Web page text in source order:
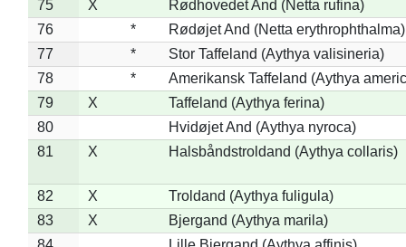
75
X
Rødhovedet And (Netta rufina)
76
*
Rødøjet And (Netta erythrophthalma)
77
*
Stor Taffeland (Aythya valisineria)
78
*
Amerikansk Taffeland (Aythya
79
X
Taffeland (Aythya ferina)
80
Hvidøjet And (Aythya nyroca)
81
X Halsbåndstroldand (Aythya collaris)
82 X
Troldand (Aythya fuligula)
83
X
Bjergand (Aythya marila)